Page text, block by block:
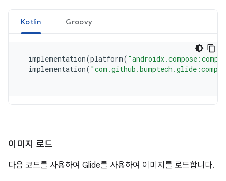
이미지 로드
다음 코드를 사용하여 Glide를 사용하여 이미지를 로드합니다.